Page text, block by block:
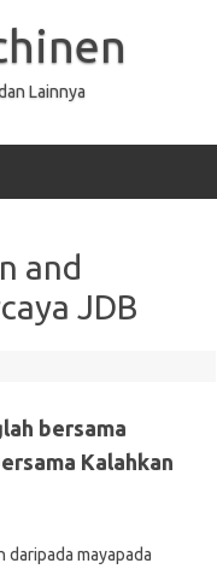
Lainnya
and
JDB
bersama
Kalahkan
mayapada